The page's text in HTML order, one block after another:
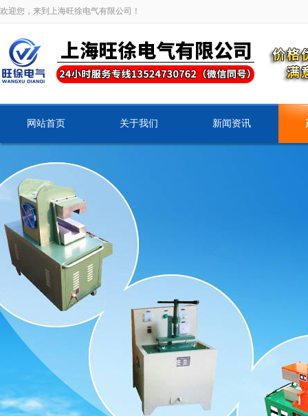
欢迎您，来到上海旺徐电气有限公司！
网站首页 关于我们 新闻资讯